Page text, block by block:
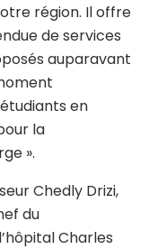
région. Il offre
de services
auparavant
en
la
».
Chedly Drizi,
du
Charles